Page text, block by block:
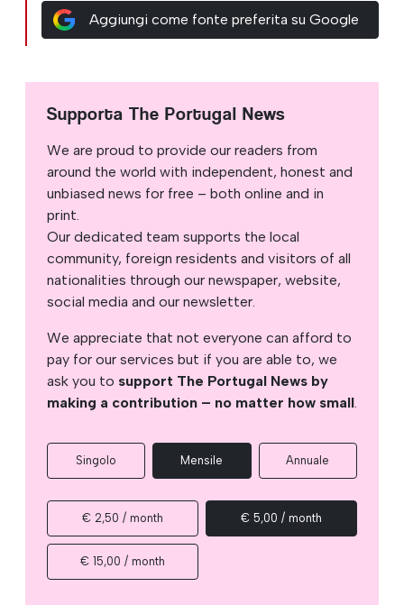
Aggiungi come fonte preferita su Google
Supporta The Portugal News
We are proud to provide our readers from
around the world with independent, honest and
unbiased news for free – both online and in
print.
Our dedicated team supports the local
community, foreign residents and visitors of all
nationalities through our newspaper, website,
social media and our newsletter.
We appreciate that not everyone can afford to
pay for our services but if you are able to, we
ask you to support The Portugal News by
making a contribution – no matter how small
Singolo Mensile Annuale
€ 2,50 / month € 5,00 / month
€ 15,00 / month